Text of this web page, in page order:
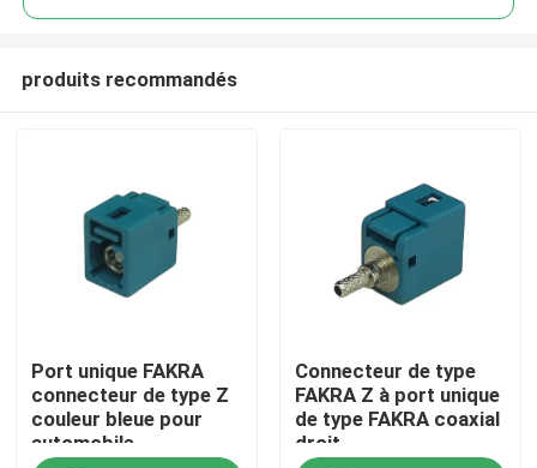
Des produits
produits recommandés
Port unique FAKRA
connecteur de type Z
couleur bleue pour
automobile
Connecteur de type
FAKRA Z à port unique
de type FAKRA coaxial
droit